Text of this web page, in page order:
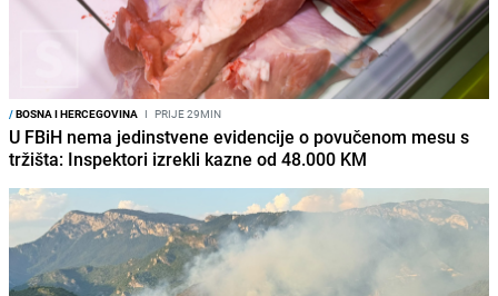
/BOSNA I HERCEGOVINA I PRIJE 29MIN
U FBiH nema jedinstvene evidencije o povučenom mesu s
tržišta: Inspektori izrekli kazne od 48.000 KM